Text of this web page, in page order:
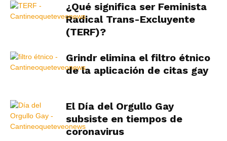
¿Qué significa ser Feminista
Radical Trans-Excluyente
(TERF)?
Grindr elimina el filtro étnico
de la aplicación de citas gay
El Día del Orgullo Gay
subsiste en tiempos de
coronavirus